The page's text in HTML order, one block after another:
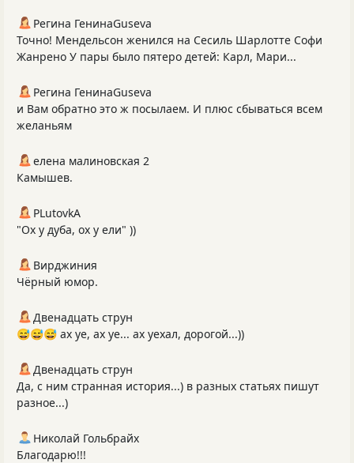
Регина ГенинаGuseva
Точно! Мендельсон женился на Сесиль Шарлотте Софи
Жанрено У пары было пятеро детей: Карл, Мари...
Регина ГенинаGuseva
и Вам обратно это ж посылаем. И плюс сбываться всем
желаньям
елена малиновская 2
Камышев.
PLutоvkА
"Ох у дуба, ох у ели" ))
Вирджиния
Чёрный юмор.
Двенадцать струн
😅😅😅 ах уе, ах уе... ах уехал, дорогой...))
Двенадцать струн
Да, с ним странная история...) в разных статьях пишут
разное...)
Николай Гольбрайх
Благодарю!!!